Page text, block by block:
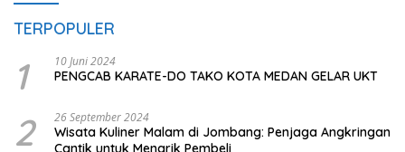
TERPOPULER
1 10 Juni 2024
PENGCAB KARATE-DO TAKO KOTA MEDAN GELAR UKT
2 26 September 2024
Wisata Kuliner Malam di Jombang: Penjaga Angkringan
Cantik untuk Menarik Pembeli